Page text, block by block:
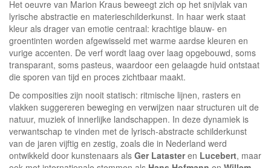
Het oeuvre van Marion Kraus beweegt zich op het snijvlak van
lyrische abstractie en materieschilderkunst. In haar werk staat
kleur als drager van emotie centraal: krachtige blauw- en
groentinten worden afgewisseld met warme aardse kleuren en
vurige accenten. De verf wordt laag over laag opgebouwd, soms
transparant, soms pasteus, waardoor een gelaagde huid ontstaat
die sporen van tijd en proces zichtbaar maakt.
De composities zijn nooit statisch: ritmische lijnen, rasters en
vlakken suggereren beweging en verwijzen naar structuren uit de
natuur, muziek of innerlijke landschappen. In deze dynamiek is
verwantschap te vinden met de lyrisch-abstracte schilderkunst
van de jaren vijftig en zestig, zoals die in Nederland werd
ontwikkeld door kunstenaars als Ger Latasteren Lucebert, maar